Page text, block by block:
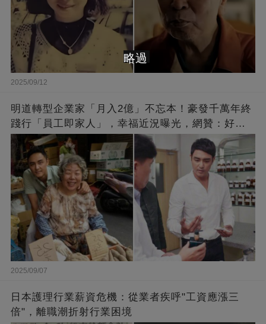
2025/09/12
明道轉型企業家「月入2億」不忘本！豪發千萬年終
踐行「員工即家人」，幸福近況曝光，網贊：好老
闆的福報
2025/09/07
日本護理行業薪資危機：從業者疾呼"工資應漲三
倍"，離職潮折射行業困境
略過